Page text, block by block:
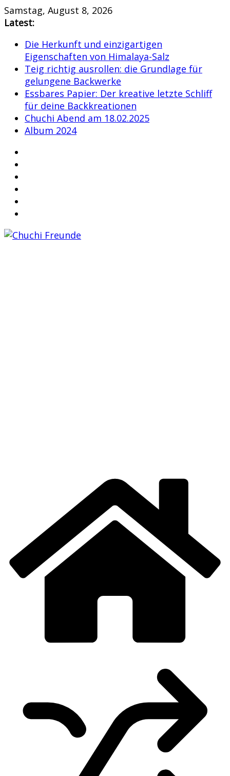
Skip
to
Samstag, August 8, 2026
Latest:
Die Herkunft und einzigartigen
Eigenschaften von Himalaya-Salz
Teig richtig ausrollen: die Grundlage für
gelungene Backwerke
Essbares Papier: Der kreative letzte Schliff
für deine Backkreationen
Chuchi Abend am 18.02.2025
Album 2024